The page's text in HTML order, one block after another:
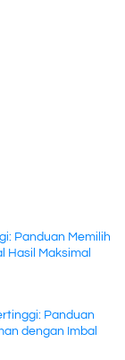
Panduan Memilih
Hasil Maksimal
Panduan
dengan Imbal